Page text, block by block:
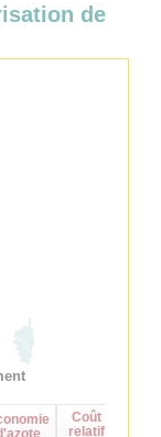
de
Coût
relatif